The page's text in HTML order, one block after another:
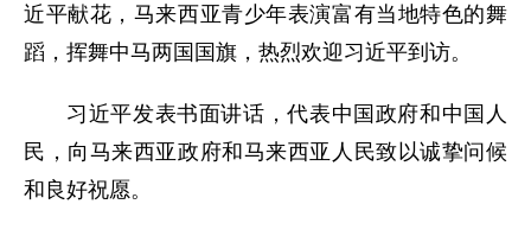
近平献花，马来西亚青少年表演富有当地特色的舞
蹈，挥舞中马两国国旗，热烈欢迎习近平到访。
习近平发表书面讲话，代表中国政府和中国人
民，向马来西亚政府和马来西亚人民致以诚挚问候
和良好祝愿。